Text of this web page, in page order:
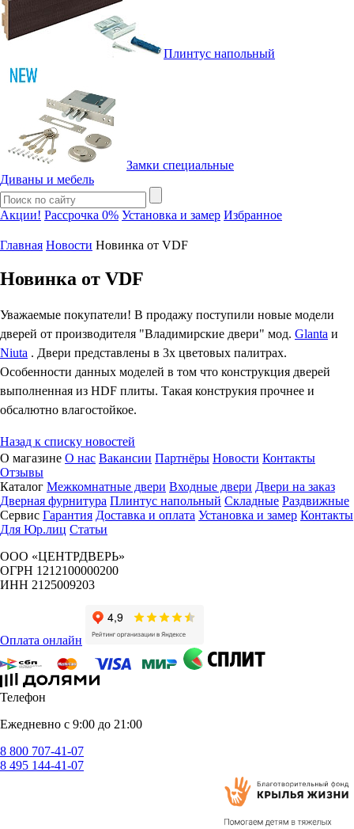
Плинтус напольный
Замки специальные
Диваны и мебель
Акции! Рассрочка 0% Установка и замер Избранное
Главная Новости Новинка от VDF
Новинка от VDF
Уважаемые покупатели! В продажу поступили новые модели
дверей от производителя "Владимирские двери" мод. Glanta и
Niuta . Двери представлены в 3х цветовых палитрах.
Особенности данных моделей в том что конструкция дверей
выполненная из HDF плиты. Такая конструкия прочнее и
обсалютно влагостойкое.
Назад к списку новостей
О магазине О нас Вакансии Партнёры Новости Контакты
Отзывы
Каталог Межкомнатные двери Входные двери Двери на заказ
Дверная фурнитура Плинтус напольный Складные Раздвижные
Сервис Гарантия Доставка и оплата Установка и замер Контакты
Для Юр.лиц Статьи
ООО «ЦЕНТРДВЕРЬ»
ОГРН 1212100000200
ИНН 2125009203
Оплата онлайн
Телефон
Ежедневно с 9:00 до 21:00
8 800 707-41-07
8 495 144-41-07